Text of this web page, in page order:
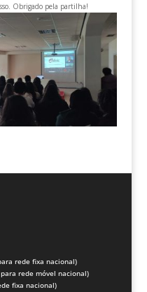
Obrigado pela partilha!
rede fixa nacional)
rede móvel nacional)
fixa nacional)